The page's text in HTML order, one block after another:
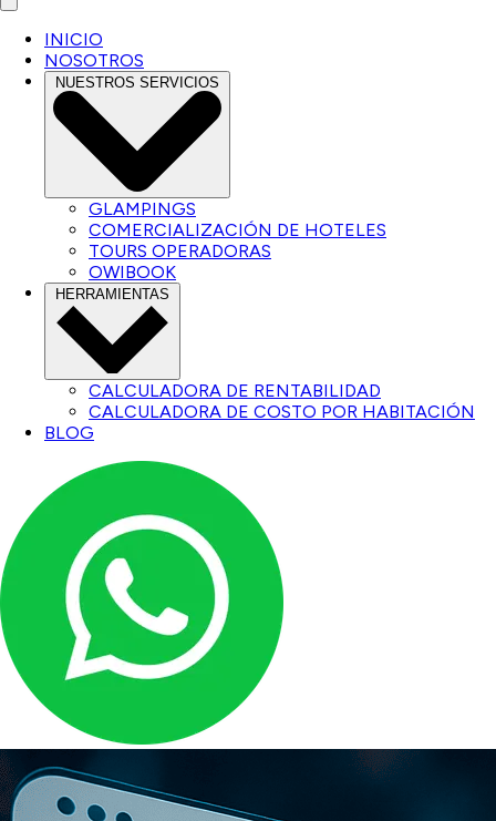
Close menu
INICIO
NOSOTROS
NUESTROS SERVICIOS
GLAMPINGS
COMERCIALIZACIÓN DE HOTELES
TOURS OPERADORAS
OWIBOOK
HERRAMIENTAS
CALCULADORA DE RENTABILIDAD
CALCULADORA DE COSTO POR HABITACIÓN
BLOG